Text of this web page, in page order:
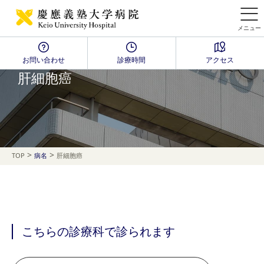
メニュー
お問い合わせ 診療時間 アクセス
Disease Name Search
肝細胞癌
TOP > 病名 > 肝細胞癌
こちらの診療科で診られます